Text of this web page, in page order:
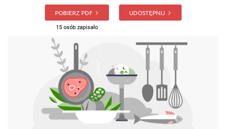
POBIERZ PDF
15 osób zapisało
UDOSTĘPNIJ